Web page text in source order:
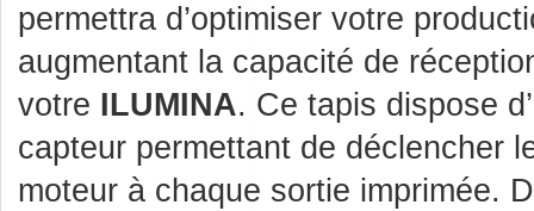
permettra d’optimiser votre
augmentant la capacité de
votre ILUMINA. Ce tapis dispose
capteur permettant de déclencher
moteur à chaque sortie imprimée.